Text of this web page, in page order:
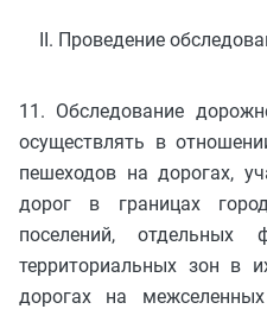
II. Проведение
11. Обследование
осуществлять в
пешеходов на дорогах,
дорог в границах
поселений, отдельных
территориальных зон в
дорогах на